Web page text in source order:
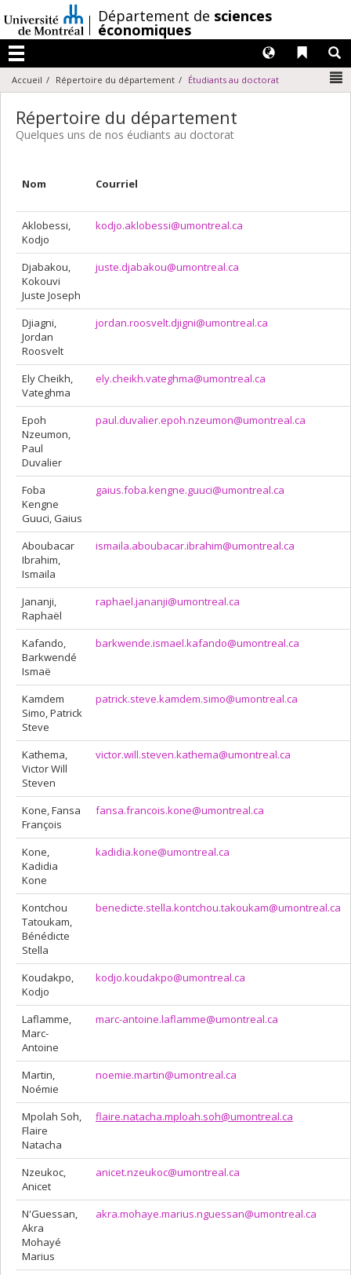
au
contenu
/Département de sciences
économiques
Menu
Liens
Langues
Accueil Répertoire du département Étudiants au doctorat
Répertoire du département
Quelques uns de nos éudiants au doctorat
Nom Courriel
Aklobessi,
Kodjo
kodjo.aklobessi@umontreal.ca
Djabakou,
Kokouvi
Juste Joseph
juste.djabakou@umontreal.ca
Djiagni,
Jordan
Roosvelt
jordan.roosvelt.djigni@umontreal.ca
Ely Cheikh,
Vateghma
ely.cheikh.vateghma@umontreal.ca
Epoh
Nzeumon,
Paul
Duvalier
paul.duvalier.epoh.nzeumon@umontreal.ca
Foba
Kengne
Guuci, Gaius
gaius.foba.kengne.guuci@umontreal.ca
Aboubacar
Ibrahim,
Ismaila
ismaila.aboubacar.ibrahim@umontreal.ca
Jananji,
Raphaël
raphael.jananji@umontreal.ca
Kafando,
Barkwendé
Ismaë
barkwende.ismael.kafando@umontreal.ca
Kamdem
Simo, Patrick
Steve
patrick.steve.kamdem.simo@umontreal.ca
Kathema,
Victor Will
Steven
victor.will.steven.kathema@umontreal.ca
Kone, Fansa
François
fansa.francois.kone@umontreal.ca
Kone,
Kadidia
Kone
kadidia.kone@umontreal.ca
Kontchou
Tatoukam,
Bénédicte
Stella
benedicte.stella.kontchou.takoukam@umontreal.ca
Koudakpo,
Kodjo
kodjo.koudakpo@umontreal.ca
Laflamme,
Marc-
Antoine
marc-antoine.laflamme@umontreal.ca
Martin,
Noémie
noemie.martin@umontreal.ca
Mpolah Soh,
Flaire
Natacha
flaire.natacha.mploah.soh@umontreal.ca
Nzeukoc,
Anicet
anicet.nzeukoc@umontreal.ca
N'Guessan,
Akra
Mohayé
Marius
akra.mohaye.marius.nguessan@umontreal.ca